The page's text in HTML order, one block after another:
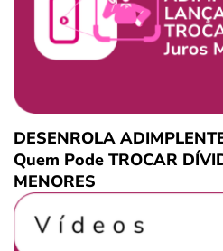
DESENROLA
Quem Pode TROCAR
MENORES